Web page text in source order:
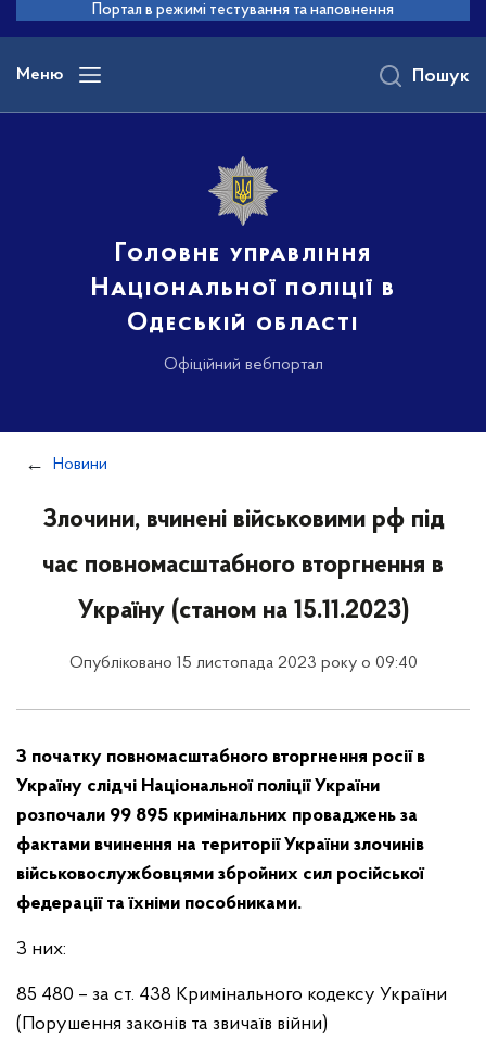
основного
вмісту
Портал в режимі тестування та наповнення
Меню
Головне управління
Національної поліції в
Одеській області
Офіційний вебпортал
Пошук
Новини
Злочини, вчинені військовими рф під
час повномасштабного вторгнення в
Україну (станом на 15.11.2023)
Опубліковано 15 листопада 2023 року о 09:40
З початку повномасштабного вторгнення росії в
Україну слідчі Національної поліції України
розпочали 99 895 кримінальних проваджень за
фактами вчинення на території України злочинів
військовослужбовцями збройних сил російської
федерації та їхніми пособниками.
З них:
85 480 – за ст. 438 Кримінального кодексу України
(Порушення законів та звичаїв війни)